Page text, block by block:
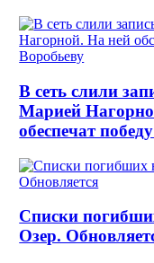
В сеть слили
Марией
обеспечат
Списки
Озер.